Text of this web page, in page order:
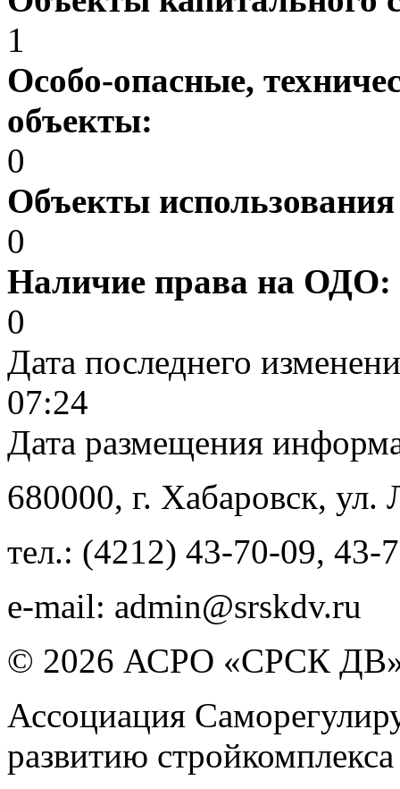
1
Особо-опасные,
объекты:
0
Объекты
0
Наличие права на ОДО:
0
Дата последнего
07:24
Дата размещения
680000, г. Хабаровск, ул.
тел.: (4212) 43-70-09, 43-
e-mail: admin@srskdv.ru
© 2026 АСРО «СРСК
Ассоциация
развитию